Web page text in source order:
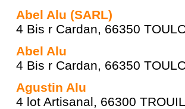
Abel Alu (SARL)
4 Bis r Cardan, 66350
Abel Alu
4 Bis r Cardan, 66350
Agustin Alu
4 lot Artisanal, 66300